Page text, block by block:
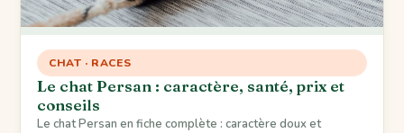
CHAT · RACES
Le chat Persan : caractère, santé, prix et
conseils
Le chat Persan en fiche complète : caractère doux et